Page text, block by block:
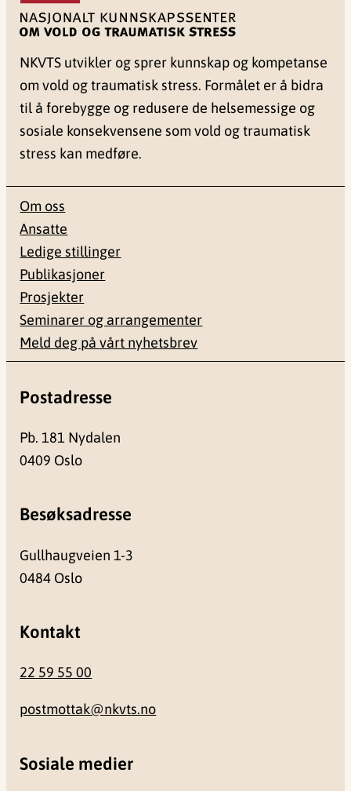
NKVTS utvikler og sprer kunnskap og kompetanse
om vold og traumatisk stress. Formålet er å bidra
til å forebygge og redusere de helsemessige og
sosiale konsekvensene som vold og traumatisk
stress kan medføre.
Om oss
Ansatte
Ledige stillinger
Publikasjoner
Prosjekter
Seminarer og arrangementer
Meld deg på vårt nyhetsbrev
Postadresse
Pb. 181 Nydalen
0409 Oslo
Besøksadresse
Gullhaugveien 1-3
0484 Oslo
Kontakt
22 59 55 00
postmottak@nkvts.no
Sosiale medier